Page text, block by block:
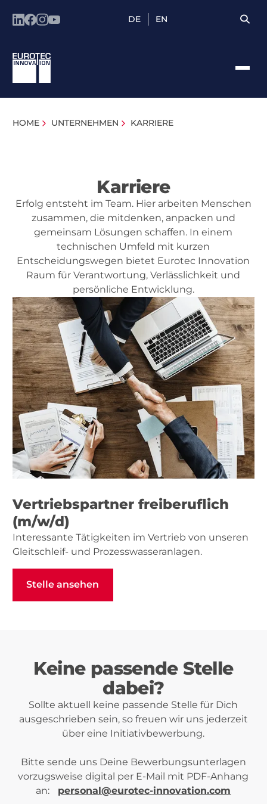
DE EN
HOME UNTERNEHMEN KARRIERE
Karriere
Erfolg entsteht im Team. Hier arbeiten Menschen
zusammen, die mitdenken, anpacken und
gemeinsam Lösungen schaffen. In einem
technischen Umfeld mit kurzen
Entscheidungswegen bietet Eurotec Innovation
Raum für Verantwortung, Verlässlichkeit und
persönliche Entwicklung.
Vertriebspartner freiberuflich
(m/w/d)
Interessante Tätigkeiten im Vertrieb von unseren
Gleitschleif- und Prozesswasseranlagen.
Stelle ansehen
Keine passende Stelle
dabei?
Sollte aktuell keine passende Stelle für Dich
ausgeschrieben sein, so freuen wir uns jederzeit
über eine Initiativbewerbung.
Bitte sende uns Deine Bewerbungsunterlagen
vorzugsweise digital per E-Mail mit PDF-Anhang
an: personal@eurotec-innovation.com